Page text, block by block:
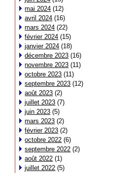
mai 2024 (12)
avril 2024 (16)
mars 2024 (22)
février 2024 (15)
janvier 2024 (18)
décembre 2023 (16)
novembre 2023 (11)
octobre 2023 (11)
septembre 2023 (12)
août 2023 (2)
juillet 2023 (7)
juin 2023 (5)
mars 2023 (2)
février 2023 (2)
octobre 2022 (6)
septembre 2022 (2)
août 2022 (1)
juillet 2022 (5)